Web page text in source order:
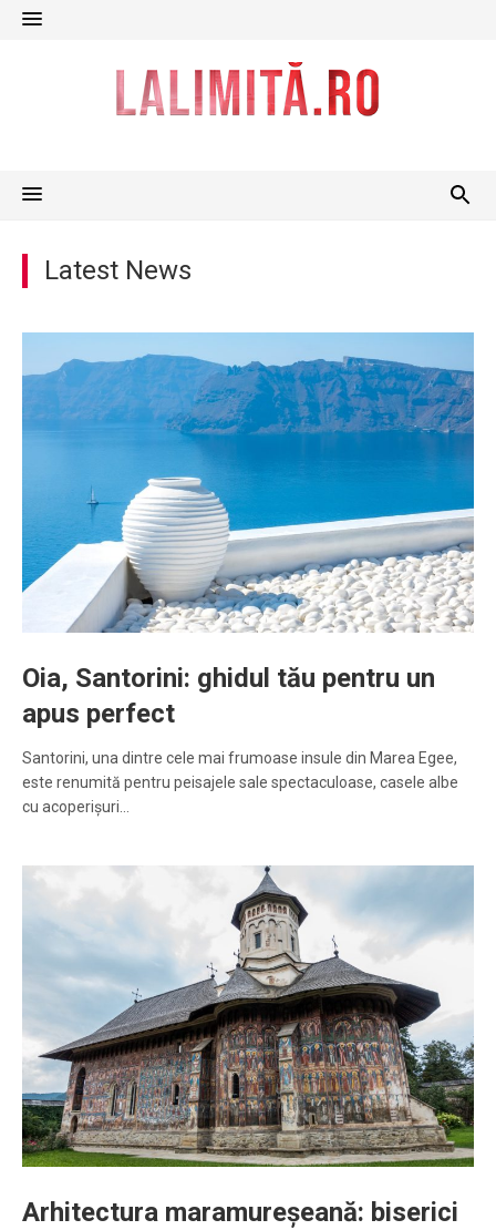
Skip
Latest News
Oia, Santorini: ghidul tău pentru un
apus perfect
Santorini, una dintre cele mai frumoase insule din Marea Egee,
este renumită pentru peisajele sale spectaculoase, casele albe
cu acoperișuri…
Arhitectura maramureșeană: biserici